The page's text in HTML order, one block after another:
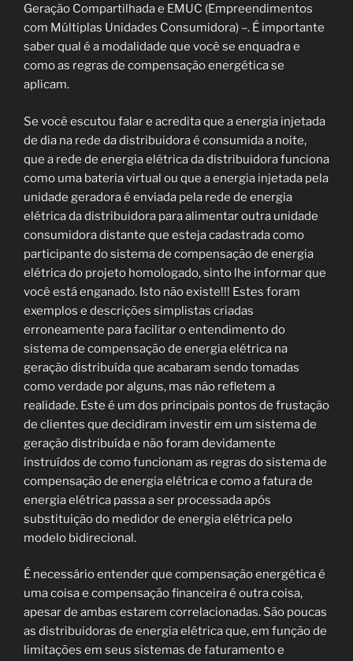
Geração Compartilhada e EMUC (Empreendimentos
com Múltiplas Unidades Consumidora) –. É importante
saber qual é a modalidade que você se enquadra e
como as regras de compensação energética se
aplicam.
Se você escutou falar e acredita que a energia injetada
de dia na rede da distribuidora é consumida a noite,
que a rede de energia elétrica da distribuidora funciona
como uma bateria virtual ou que a energia injetada pela
unidade geradora é enviada pela rede de energia
elétrica da distribuidora para alimentar outra unidade
consumidora distante que esteja cadastrada como
participante do sistema de compensação de energia
elétrica do projeto homologado, sinto lhe informar que
você está enganado. Isto não existe!!! Estes foram
exemplos e descrições simplistas criadas
erroneamente para facilitar o entendimento do
sistema de compensação de energia elétrica na
geração distribuída que acabaram sendo tomadas
como verdade por alguns, mas não refletem a
realidade. Este é um dos principais pontos de frustação
de clientes que decidiram investir em um sistema de
geração distribuída e não foram devidamente
instruídos de como funcionam as regras do sistema de
compensação de energia elétrica e como a fatura de
energia elétrica passa a ser processada após
substituição do medidor de energia elétrica pelo
modelo bidirecional.
É necessário entender que compensação energética é
uma coisa e compensação financeira é outra coisa,
apesar de ambas estarem correlacionadas. São poucas
as distribuidoras de energia elétrica que, em função de
limitações em seus sistemas de faturamento e